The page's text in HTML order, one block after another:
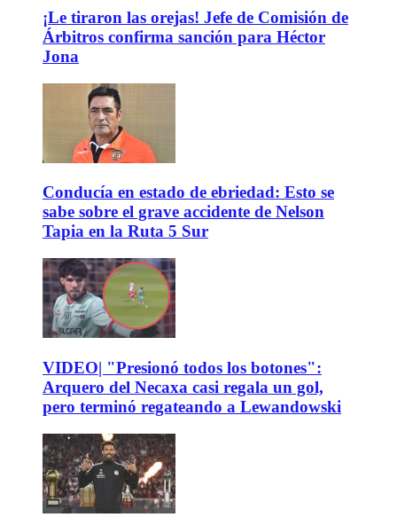
¡Le tiraron las orejas! Jefe de Comisión de
Árbitros confirma sanción para Héctor
Jona
Conducía en estado de ebriedad: Esto se
sabe sobre el grave accidente de Nelson
Tapia en la Ruta 5 Sur
VIDEO| "Presionó todos los botones":
Arquero del Necaxa casi regala un gol,
pero terminó regateando a Lewandowski